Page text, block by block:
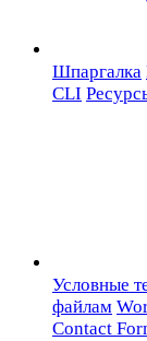
Шпаргалка
CLI
Условные
файлам
Contact